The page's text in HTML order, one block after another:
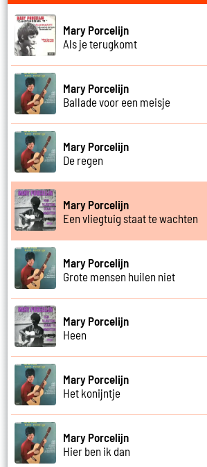
Mary Porcelijn
Als je terugkomt
Mary Porcelijn
Ballade voor een meisje
Mary Porcelijn
De regen
Mary Porcelijn
Een vliegtuig staat te wachten
Mary Porcelijn
Grote mensen huilen niet
Mary Porcelijn
Heen
Mary Porcelijn
Het konijntje
Mary Porcelijn
Hier ben ik dan